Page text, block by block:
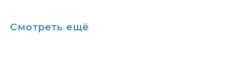
Смотреть ещё